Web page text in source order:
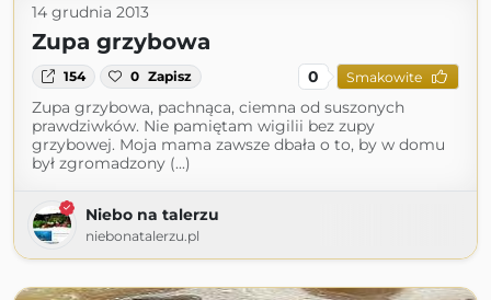
14 grudnia 2013
Zupa grzybowa
154 0 Zapisz 0 Smakowite
Zupa grzybowa, pachnąca, ciemna od suszonych
prawdziwków. Nie pamiętam wigilii bez zupy
grzybowej. Moja mama zawsze dbała o to, by w domu
był zgromadzony (...)
Niebo na talerzu
niebonatalerzu.pl